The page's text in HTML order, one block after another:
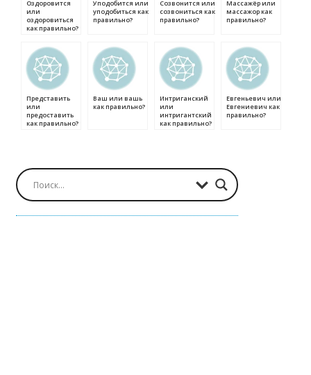
Оздоровится
или
оздоровиться
как правильно?
Уподобится или
уподобиться как
правильно?
Созвонится или
созвониться как
правильно?
Массажёр или
массажор как
правильно?
Представить
или
предоставить
как правильно?
Ваш или вашь
как правильно?
Интриганский
или
интригантский
как правильно?
Евгеньевич или
Евгениевич как
правильно?